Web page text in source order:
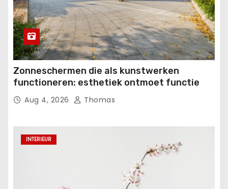
Zonneschermen die als kunstwerken
functioneren: esthetiek ontmoet functie
Aug 4, 2026 Thomas
INTERIEUR